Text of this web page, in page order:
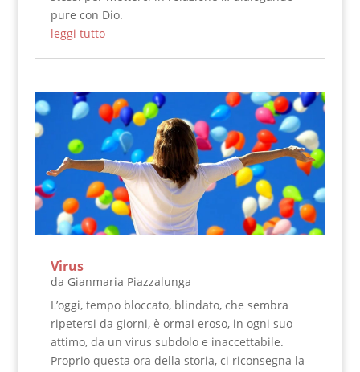
pure con Dio.
leggi tutto
Virus
da Gianmaria Piazzalunga
L’oggi, tempo bloccato, blindato, che sembra
ripetersi da giorni, è ormai eroso, in ogni suo
attimo, da un virus subdolo e inaccettabile.
Proprio questa ora della storia, ci riconsegna la